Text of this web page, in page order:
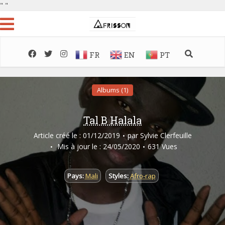
" "
FR EN PT
Albums (1)
Tal B Halala
Article créé le : 01/12/2019 par Sylvie Clerfeuille
Mis à jour le : 24/05/2020
631 Vues
Pays:Mali Styles:Afro-rap